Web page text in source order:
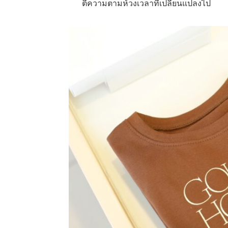
ตีความตามห้วงเวลาที่เปลี่ยนแปลงไป